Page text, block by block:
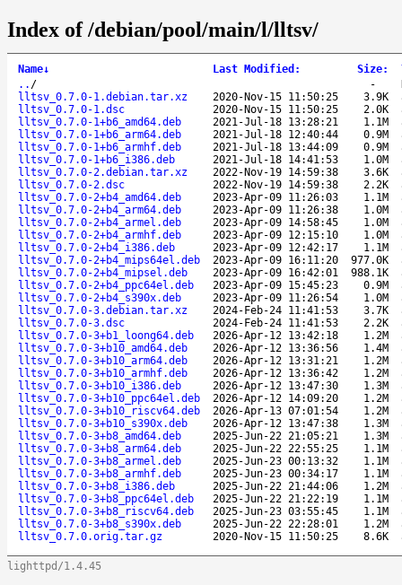
Index of /debian/pool/main/l/lltsv/
Name↓ Last Modified : Size:
.. / -
lltsv_0.7.0-1.debian.tar.xz
2020-Nov-15 11:50:25 3.9K
lltsv_0.7.0-1.dsc
2020-Nov-15 11:50:25 2.0K
lltsv_0.7.0-1+b6_amd64.deb
2021-Jul-18 13:28:21 1.1M
lltsv_0.7.0-1+b6_arm64.deb
2021-Jul-18 12:40:44 0.9M
lltsv_0.7.0-1+b6_armhf.deb
2021-Jul-18 13:44:09 0.9M
lltsv_0.7.0-1+b6_i386.deb
2021-Jul-18 14:41:53 1.0M
lltsv_0.7.0-2.debian.tar.xz
2022-Nov-19 14:59:38 3.6K
lltsv_0.7.0-2.dsc
2022-Nov-19 14:59:38 2.2K
lltsv_0.7.0-2+b4_amd64.deb
2023-Apr-09 11:26:03 1.1M
lltsv_0.7.0-2+b4_arm64.deb
2023-Apr-09 11:26:38 1.0M
lltsv_0.7.0-2+b4_armel.deb
2023-Apr-09 14:58:45 1.0M
lltsv_0.7.0-2+b4_armhf.deb
2023-Apr-09 12:15:10 1.0M
lltsv_0.7.0-2+b4_i386.deb
2023-Apr-09 12:42:17 1.1M
lltsv_0.7.0-2+b4_mips64el.deb
2023-Apr-09 16:11:20 977.0K
lltsv_0.7.0-2+b4_mipsel.deb
2023-Apr-09 16:42:01 988.1K
lltsv_0.7.0-2+b4_ppc64el.deb
2023-Apr-09 15:45:23 0.9M
lltsv_0.7.0-2+b4_s390x.deb
2023-Apr-09 11:26:54 1.0M
lltsv_0.7.0-3.debian.tar.xz
2024-Feb-24 11:41:53 3.7K
lltsv_0.7.0-3.dsc
2024-Feb-24 11:41:53 2.2K
lltsv_0.7.0-3+b1_loong64.deb
2026-Apr-12 13:42:18 1.2M
lltsv_0.7.0-3+b10_amd64.deb
2026-Apr-12 13:36:56 1.4M
lltsv_0.7.0-3+b10_arm64.deb
2026-Apr-12 13:31:21 1.2M
lltsv_0.7.0-3+b10_armhf.deb
2026-Apr-12 13:36:42 1.2M
lltsv_0.7.0-3+b10_i386.deb
2026-Apr-12 13:47:30 1.3M
lltsv_0.7.0-3+b10_ppc64el.deb
2026-Apr-12 14:09:20 1.2M
lltsv_0.7.0-3+b10_riscv64.deb
2026-Apr-13 07:01:54 1.2M
lltsv_0.7.0-3+b10_s390x.deb
2026-Apr-12 13:47:38 1.3M
lltsv_0.7.0-3+b8_amd64.deb
2025-Jun-22 21:05:21 1.3M
lltsv_0.7.0-3+b8_arm64.deb
2025-Jun-22 22:55:25 1.1M
lltsv_0.7.0-3+b8_armel.deb
2025-Jun-23 00:13:32 1.1M
lltsv_0.7.0-3+b8_armhf.deb
2025-Jun-23 00:34:17 1.1M
lltsv_0.7.0-3+b8_i386.deb
2025-Jun-22 21:44:06 1.2M
lltsv_0.7.0-3+b8_ppc64el.deb
2025-Jun-22 21:22:19 1.1M
lltsv_0.7.0-3+b8_riscv64.deb
2025-Jun-23 03:55:45 1.1M
lltsv_0.7.0-3+b8_s390x.deb
2025-Jun-22 22:28:01 1.2M
lltsv_0.7.0.orig.tar.gz
2020-Nov-15 11:50:25 8.6K
lighttpd/1.4.45